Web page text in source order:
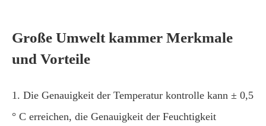
Große Umwelt kammer Merkmale
und Vorteile
1. Die Genauigkeit der Temperatur kontrolle kann ± 0,5
° C erreichen, die Genauigkeit der Feuchtigkeit